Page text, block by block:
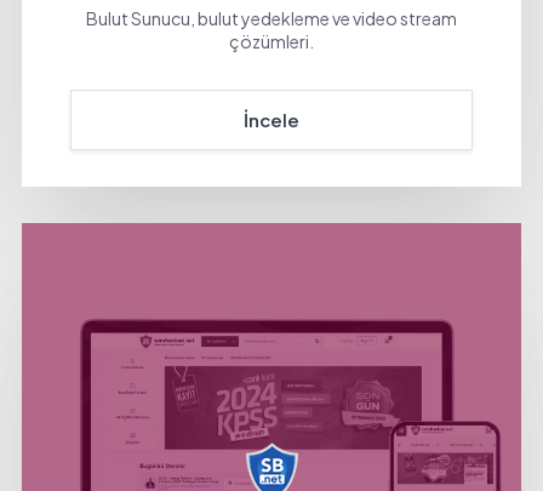
Bulut Sunucu, bulut yedekleme ve video stream
çözümleri.
İncele